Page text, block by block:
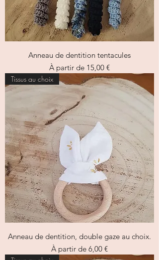
Anneau de dentition tentacules
À partir de 15,00 €
Prix promotionnel
Tissus au choix
Anneau de dentition, double gaze au choix.
À partir de 6,00 €
Prix promotionnel